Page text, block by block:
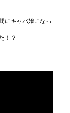
にキャバ嬢になっ
！？